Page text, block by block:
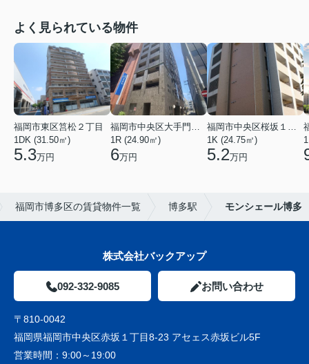
よく見られている物件
福岡市東区筥松２丁目
1DK (31.50㎡)
5.3万円
1R (24.90㎡)
6万円
1K (24.75㎡)
5.2万円
福岡市博多区の賃貸物件一覧 博多駅 モンシェール博多
株式会社バックアップ
092-332-9085 お問い合わせ
〒810-0042
福岡県福岡市中央区赤坂１丁目8-23 アセェス赤坂ビル5F
営業時間： 9:00～19:00